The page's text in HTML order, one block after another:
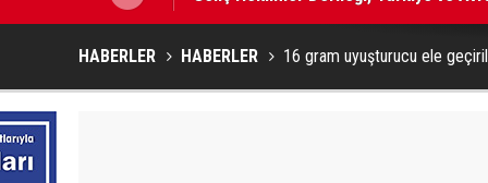
HABERLER HABERLER 16 gram uyuşturucu ele